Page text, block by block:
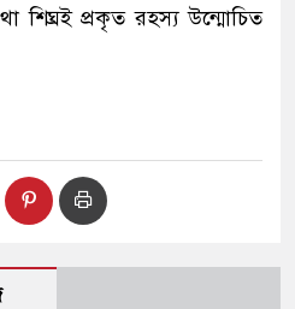
শিঘ্রই প্রকৃত রহস্য উন্মোচিত